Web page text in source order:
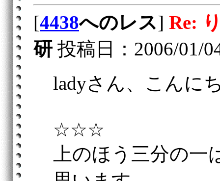
[4438へのレス] Re:
研 投稿日：2006/01/
ladyさん、こんに
☆☆☆
上のほう三分の